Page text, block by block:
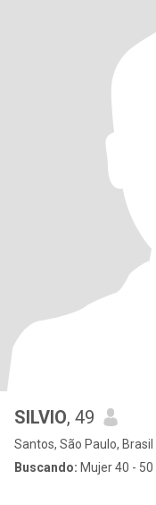
SILVIO, 49
Santos, São Paulo, Brasil
Buscando: Mujer 40 - 50